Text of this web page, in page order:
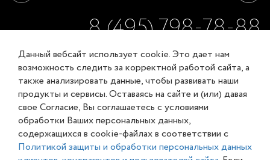
Данный вебсайт использует cookie. Это дает нам
возможность следить за корректной работой сайта, а
также анализировать данные, чтобы развивать наши
продукты и сервисы. Оставаясь на сайте и (или) давая
свое Согласие, Вы соглашаетесь с условиями
обработки Ваших персональных данных,
содержащихся в cookie-файлах в соответствии с
Политикой защиты и обработки персональных данных
8 (495) 798-78-88
ЗАКАЗАТЬ ОБРАТНЫЙ ЗВОНОК
Соглашение об обработке персональных данных
© XL-Groupp 2007-2026